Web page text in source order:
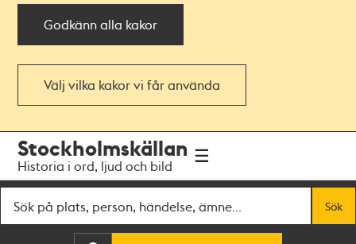
Godkänn alla kakor
Välj vilka kakor vi får använda
navigationen
huvudinnehållet
Stockholmskällan
Historia i ord, ljud och bild
Sök